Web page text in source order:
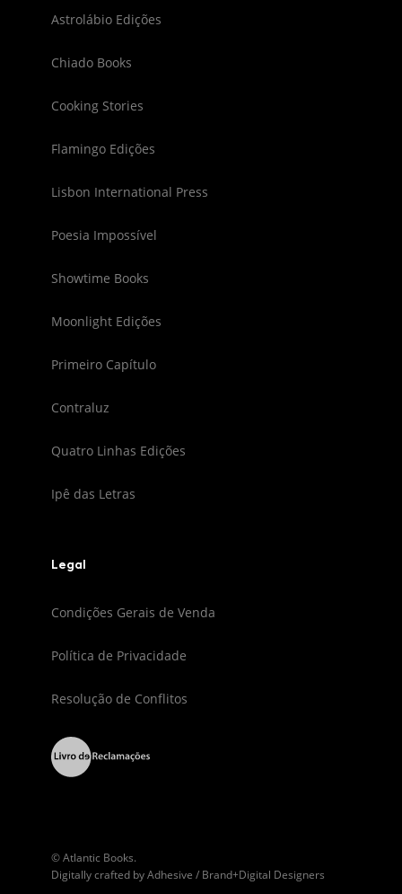
Astrolábio Edições
Chiado Books
Cooking Stories
Flamingo Edições
Lisbon International Press
Poesia Impossível
Showtime Books
Moonlight Edições
Primeiro Capítulo
Contraluz
Quatro Linhas Edições
Ipê das Letras
Legal
Condições Gerais de Venda
Política de Privacidade
Resolução de Conflitos
© Atlantic Books.
Digitally crafted byAdhesive / Brand+Digital Designers